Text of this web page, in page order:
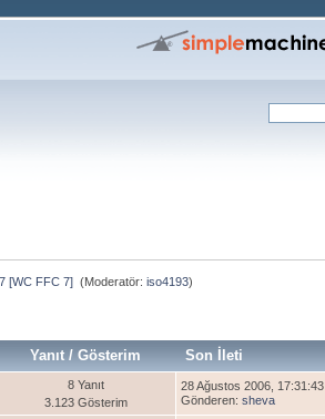
[WC FFC 7] (Moderatör:iso4193)
Yanıt/ Gösterim Son İleti
8 Yanıt
3.123 Gösterim
28 Ağustos 2006, 17:31:43
Gönderen:sheva